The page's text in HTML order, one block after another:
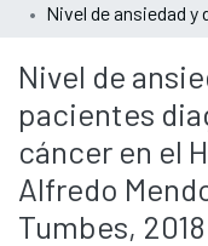
Nivel de
pacientes
cáncer en el
Alfredo
Tumbes, 2018